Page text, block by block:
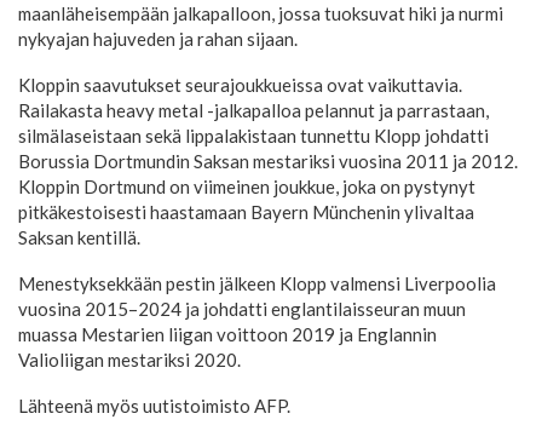
maanläheisempään jalkapalloon, jossa tuoksuvat hiki ja nurmi
nykyajan hajuveden ja rahan sijaan.
Kloppin saavutukset seurajoukkueissa ovat vaikuttavia.
Railakasta heavy metal -jalkapalloa pelannut ja parrastaan,
silmälaseistaan sekä lippalakistaan tunnettu Klopp johdatti
Borussia Dortmundin Saksan mestariksi vuosina 2011 ja 2012.
Kloppin Dortmund on viimeinen joukkue, joka on pystynyt
pitkäkestoisesti haastamaan Bayern Münchenin ylivaltaa
Saksan kentillä.
Menestyksekkään pestin jälkeen Klopp valmensi Liverpoolia
vuosina 2015–2024 ja johdatti englantilaisseuran muun
muassa Mestarien liigan voittoon 2019 ja Englannin
Valioliigan mestariksi 2020.
Lähteenä myös uutistoimisto AFP.